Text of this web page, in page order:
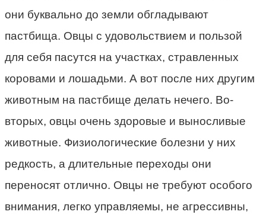
они буквально до земли обгладывают
пастбища. Овцы с удовольствием и пользой
для себя пасутся на участках, стравленных
коровами и лошадьми. А вот после них другим
животным на пастбище делать нечего. Во-
вторых, овцы очень здоровые и выносливые
животные. Физиологические болезни у них
редкость, а длительные переходы они
переносят отлично. Овцы не требуют особого
внимания, легко управляемы, не агрессивны,